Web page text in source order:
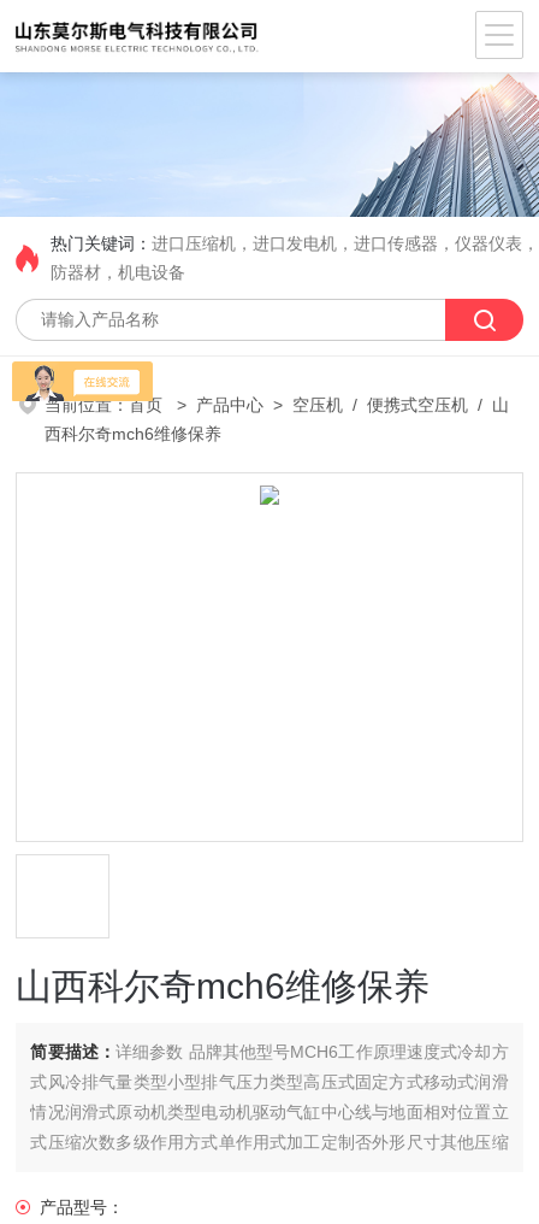
热门关键词：进口压缩机，进口发电机，进口传感器，仪器仪表
防器材，机电设备
当前位置：首页 > 产品中心 > 空压机 /便携式空压机 / 山
西科尔奇mch6维修保养
山西科尔奇mch6维修保养
简要描述：详细参数 品牌其他型号MCH6工作原理速度式冷却方
式风冷排气量类型小型排气压力类型高压式固定方式移动式润滑
情况润滑式原动机类型电动机驱动气缸中心线与地面相对位置立
式压缩次数多级作用方式单作用式加工定制否外形尺寸其他压缩
产品型号：